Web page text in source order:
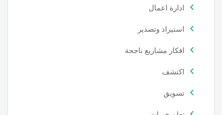
ادارة اعمال
استيراد وتصدير
افكار مشاريع ناجحة
اكتشف
تسويق